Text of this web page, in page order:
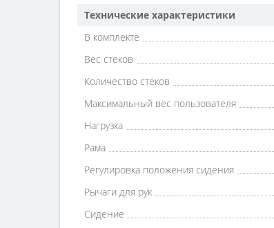
Технические характеристики
В комплекте
Вес стеков
Количество стеков
Максимальный вес пользователя
Нагрузка
Рама
Регулировка положения сидения
Рычаги для рук
Сидение